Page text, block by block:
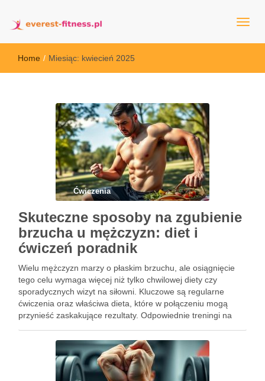
everest-fitness.pl
Home / Miesiąc: kwiecień 2025
Ćwiczenia
Skuteczne sposoby na zgubienie
brzucha u mężczyzn: diet i
ćwiczeń poradnik
Wielu mężczyzn marzy o płaskim brzuchu, ale osiągnięcie
tego celu wymaga więcej niż tylko chwilowej diety czy
sporadycznych wizyt na siłowni. Kluczowe są regularne
ćwiczenia oraz właściwa dieta, które w połączeniu mogą
przynieść zaskakujące rezultaty. Odpowiednie treningi na
również wzmocnią mięśnie …